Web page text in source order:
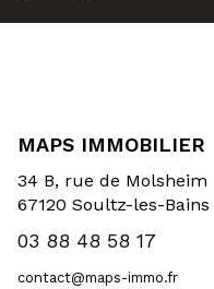
MAPS IMMOBILIER
34 B, rue de Molsheim
67120Soultz-les-Bains
03 88 48 58 17
contact@maps-immo.fr